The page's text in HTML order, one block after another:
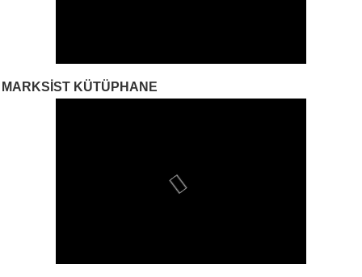
MARKSIST KÜTÜPHANE